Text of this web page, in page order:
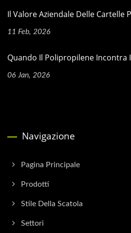
Il Valore Aziendale Delle Cartelle
11 Feb, 2026
Quando Il Polipropilene Incontra
06 Jan, 2026
Navigazione
Pagina Principale
Prodotti
Stile Della Scatola
Settori